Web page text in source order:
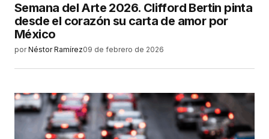
Semana del Arte 2026. Clifford Bertin pinta
desde el corazón su carta de amor por
México
por Néstor Ramírez09 de febrero de 2026